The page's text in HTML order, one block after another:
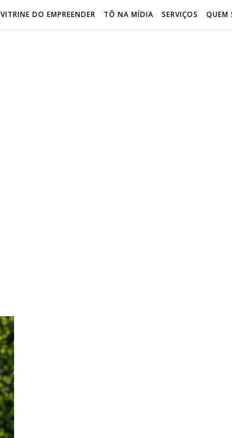
VITRINE DO EMPREENDER TÔ NA MÍDIA SERVIÇOS QUEM